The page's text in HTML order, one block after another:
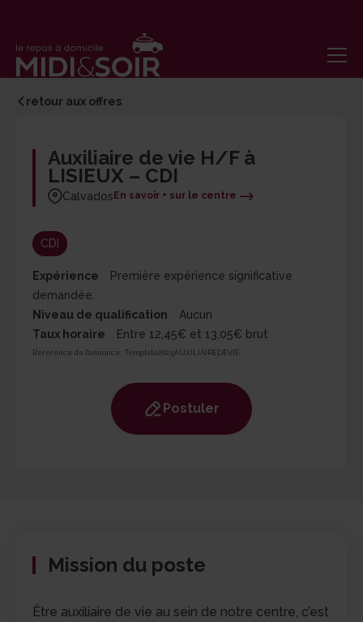
retour aux offres
Auxiliaire de vie H/F à
LISIEUX – CDI
Calvados En savoir + sur le centre
CDI
Expérience
Première expérience significative
demandée.
Niveau de qualification
Aucun
Taux horaire
Entre 12,45€ et 13,05€ brut
Rérérence de l'annonce : Template2025AUXILIAIREDEVIE
Postuler
Mission du poste
Être auxiliaire de vie au sein de notre centre, c’est